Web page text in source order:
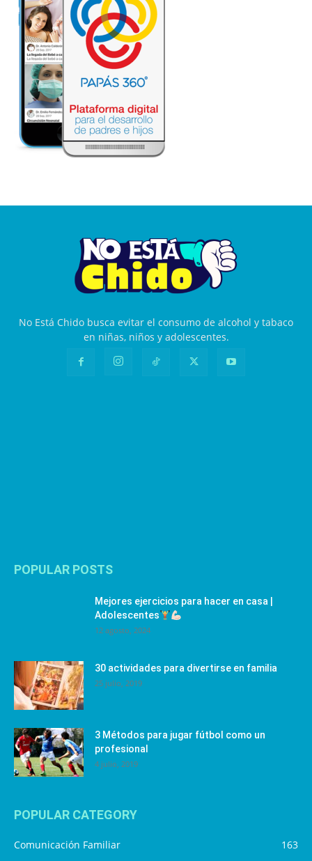
No Está Chido busca evitar el consumo de alcohol y tabaco
en niñas, niños y adolescentes.
POPULAR POSTS
Mejores ejercicios para hacer en casa |
Adolescentes
12 agosto, 2024
30 actividades para divertirse en familia
25 julio, 2019
3 Métodos para jugar fútbol como un
profesional
4 julio, 2019
POPULAR CATEGORY
Comunicación Familiar
163